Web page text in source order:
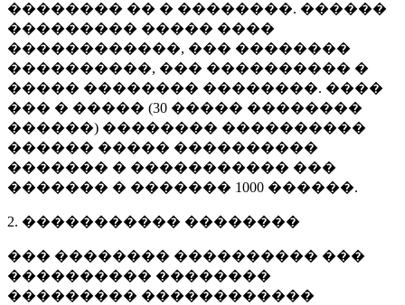
�������� �� � ��������. ������
��������� ����� ����
������������, ��� ��������
����������, ��� ���������� �
����� �������� ��������. ����
��� � ����� (30 ����� ��������
������) �������� ����������
������ ����� ����������
������� � ����������� ���
������� � ������� 1000 ������.
2. ����������� ��������
��� �������� ���������� ���
���������� ��������
��������� ������������